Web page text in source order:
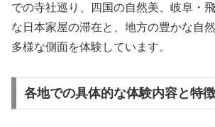
での寺社巡り、四国の自然美、岐阜・
な日本家屋の滞在と、地方の豊かな自
多様な側面を体験しています。
各地での具体的な体験内容と特徴